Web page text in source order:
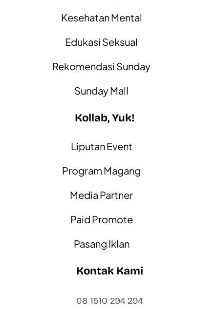
Kesehatan Mental
Edukasi Seksual
Rekomendasi Sunday
Sunday Mall
Kollab, Yuk!
Liputan Event
Program Magang
Media Partner
Paid Promote
Pasang Iklan
Kontak Kami
08 1510 294 294